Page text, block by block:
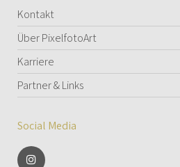
Kontakt
Über PixelfotoArt
Karriere
Partner & Links
Social Media